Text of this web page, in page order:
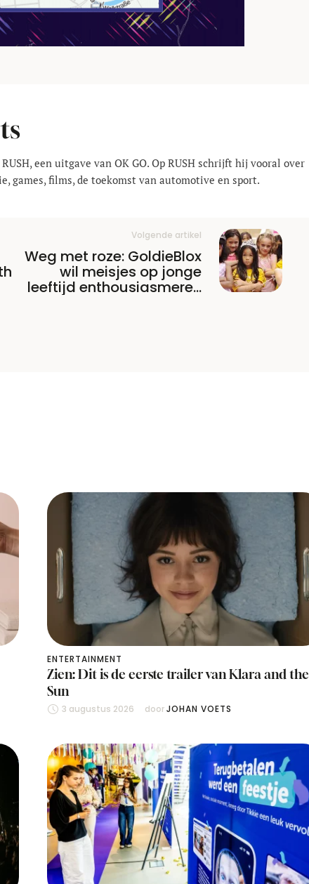
een uitgave van OK GO. Op RUSH schrijft hij vooral over
games, films, de toekomst van automotive en sport.
Volgende artikel
Weg met roze: GoldieBlox
wil meisjes op jonge
leeftijd enthousiasmeren
ENTERTAINMENT
Zien: Dit is de eerste trailer van Klara and the
Sun
3 augustus 2026 door JOHAN VOETS